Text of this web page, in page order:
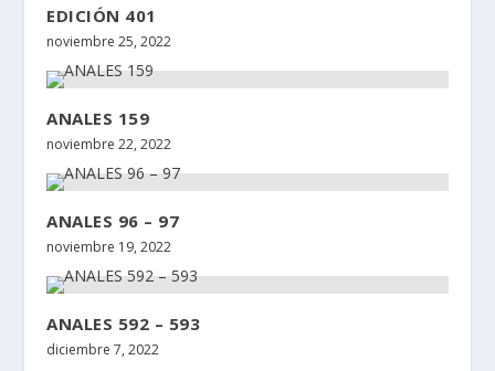
EDICIÓN 401
noviembre 25, 2022
ANALES 159
noviembre 22, 2022
ANALES 96 – 97
noviembre 19, 2022
ANALES 592 – 593
diciembre 7, 2022